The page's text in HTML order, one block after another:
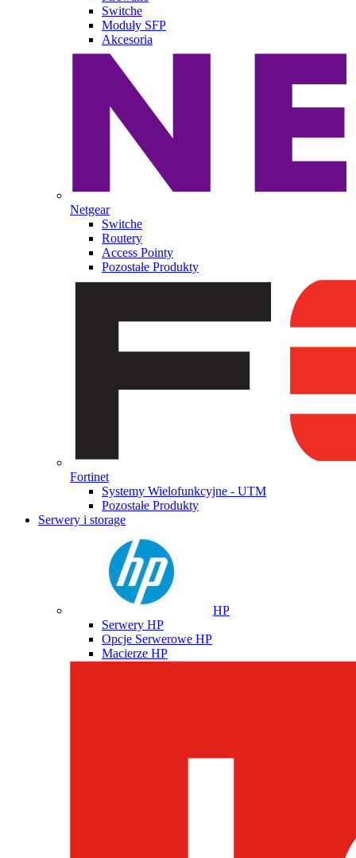
Switche
Moduły SFP
Akcesoria
Netgear
Switche
Routery
Access Pointy
Pozostałe Produkty
Fortinet
Systemy Wielofunkcyjne - UTM
Pozostałe Produkty
Serwery i storage
HP
Serwery HP
Opcje Serwerowe HP
Macierze HP